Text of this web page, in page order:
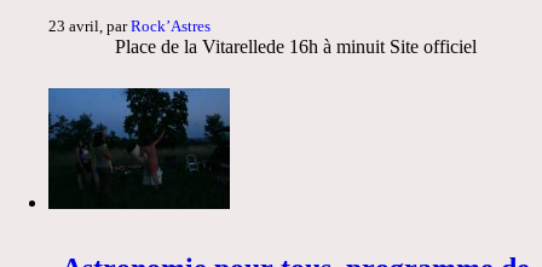
23 avril, parRock’Astres
Place de la Vitarellede 16h à minuit Site officiel